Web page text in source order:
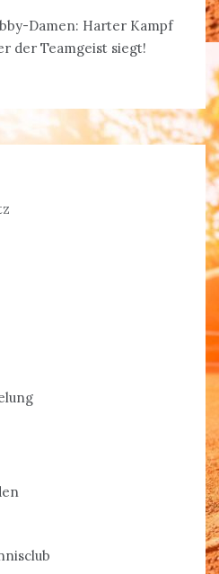
Damen: Harter Kampf
der Teamgeist siegt!